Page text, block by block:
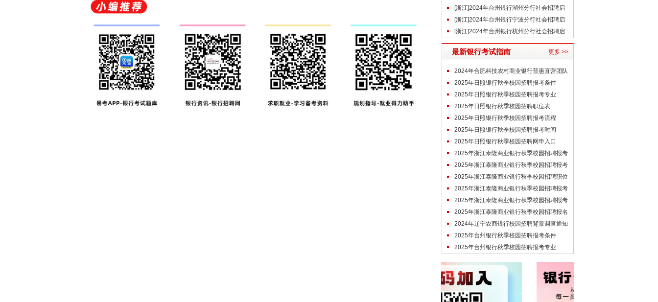
事（7.10）
[浙江]2024年台州银行湖州分行社会招聘启
事（7.10）
[浙江]2024年台州银行宁波分行社会招聘启
事（7.10）
[浙江]2024年台州银行杭州分行社会招聘启
事（7.10）
最新银行考试指南 更多 >>
2024年合肥科技农村商业银行普惠直营团队
客户经理招聘体检通知
2025年日照银行秋季校园招聘报考条件
2025年日照银行秋季校园招聘报考专业
2025年日照银行秋季校园招聘职位表
2025年日照银行秋季校园招聘报考流程
2025年日照银行秋季校园招聘报考时间
2025年日照银行秋季校园招聘网申入口
2025年浙江泰隆商业银行秋季校园招聘报考
条件2025年浙江泰隆商业银行秋季校园招聘报考
专业2025年浙江泰隆商业银行秋季校园招聘职位
表
2025年浙江泰隆商业银行秋季校园招聘报考
流程2025年浙江泰隆商业银行秋季校园招聘报考
时间2025年浙江泰隆商业银行秋季校园招聘报名
入口2024年辽宁农商银行校园招聘背景调查通知
2025年台州银行秋季校园招聘报考条件
2025年台州银行秋季校园招聘报考专业